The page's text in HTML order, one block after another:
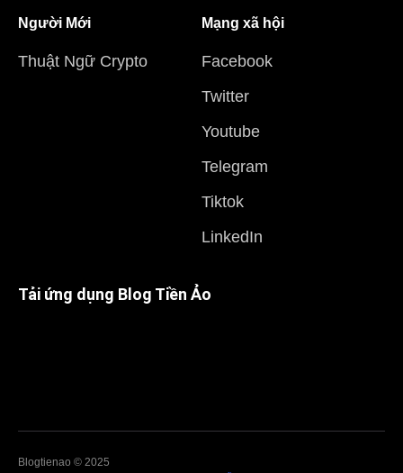
Người Mới
Thuật Ngữ Crypto
Mạng xã hội
Facebook
Twitter
Youtube
Telegram
Tiktok
LinkedIn
Tải ứng dụng Blog Tiền Ảo
Blogtienao © 2025